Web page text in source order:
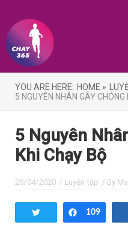
YOU ARE HERE: HOME »
5 NGUYÊN NHÂN GÂY
5 Nguyên
Khi Chạy Bộ
25/04/2020 / Luyện tập / By
Tweet Share
109